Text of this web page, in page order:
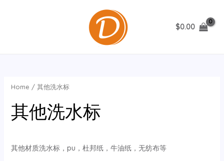
$0.00
Home / 其他洗水标
其他洗水标
其他材质洗水标，pu，杜邦纸，牛油纸，无纺布等